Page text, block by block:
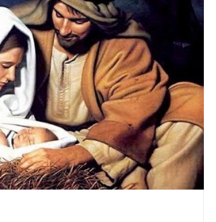
nasceu, um filho nos foi dado, e o
ombros. E ele será chamado
Deus Poderoso, Pai Eterno,
9.6) É maravilhoso e incrível o que
vale a pena comemorar o Natal, o
profetizou Isaías, “um […]